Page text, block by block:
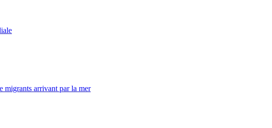
migrants arrivant par la mer